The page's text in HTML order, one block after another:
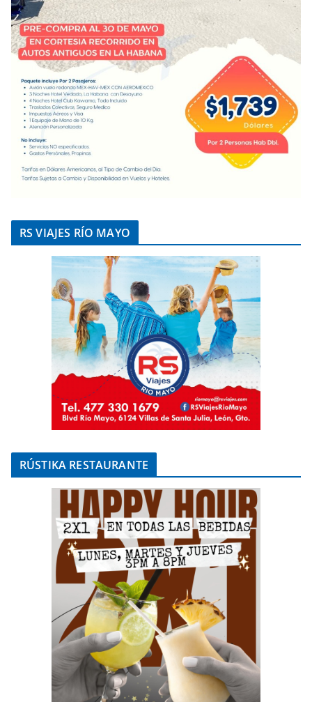
RS VIAJES RÍO MAYO
RÚSTIKA RESTAURANTE